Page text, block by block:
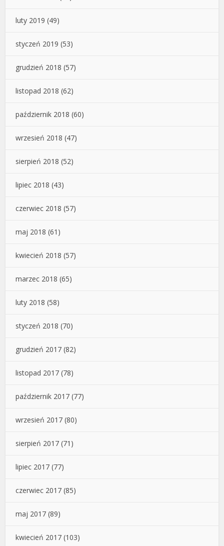
luty 2019 (49)
styczeń 2019 (53)
grudzień 2018 (57)
listopad 2018 (62)
październik 2018 (60)
wrzesień 2018 (47)
sierpień 2018 (52)
lipiec 2018 (43)
czerwiec 2018 (57)
maj 2018 (61)
kwiecień 2018 (57)
marzec 2018 (65)
luty 2018 (58)
styczeń 2018 (70)
grudzień 2017 (82)
listopad 2017 (78)
październik 2017 (77)
wrzesień 2017 (80)
sierpień 2017 (71)
lipiec 2017 (77)
czerwiec 2017 (85)
maj 2017 (89)
kwiecień 2017 (103)